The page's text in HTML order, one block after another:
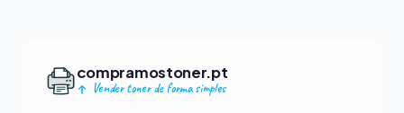
compramostoner.pt
Vender toner de forma simples